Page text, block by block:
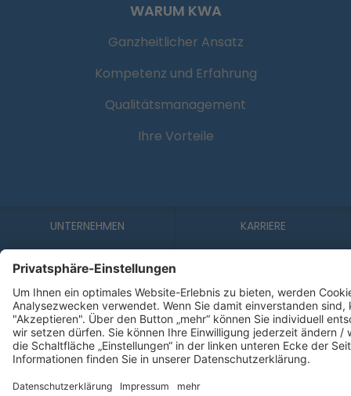
WARUM KWA
Ganzheitlicher Ansatz
Kompetenz und Erfahrung
Qualitätsmanagement
Ihre Vorteile
UNTERNEHMEN KARRIERE
PFLEGESTIFT
PRESSEMITTEILUNGEN SITEMAP
BARRIEREFREIHEITSERKLÄRUNG DATENSCHUTZ
IMPRESSUM